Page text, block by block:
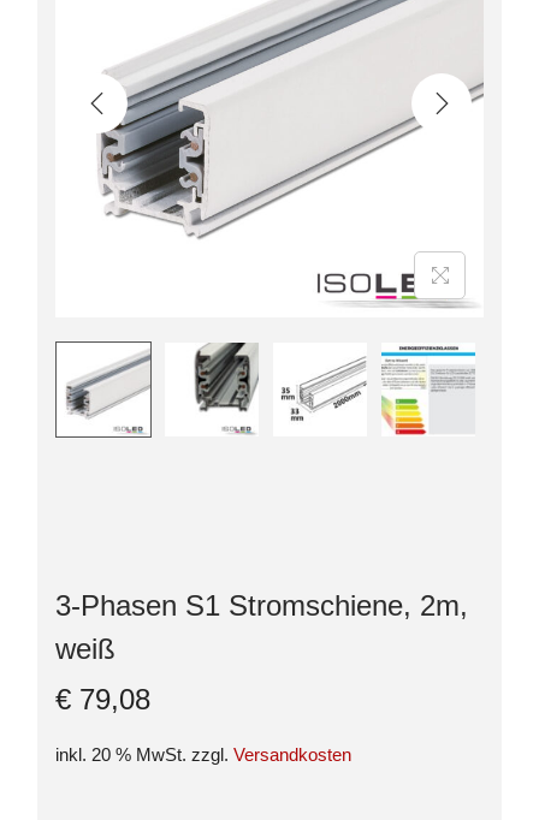
3-Phasen S1 Stromschiene, 2m,
weiß
€ 79,08
inkl. 20 % MwSt. zzgl. Versandkosten